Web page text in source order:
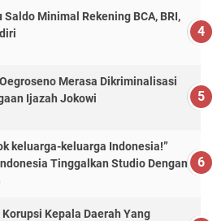
Minimal Rekening BCA, BRI,
Merasa Dikriminalisasi
Ijazah Jokowi
keluarga-keluarga Indonesia!”
Tinggalkan Studio Dengan
Kepala Daerah Yang